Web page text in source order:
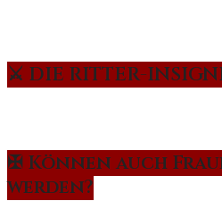
⚔️ DIE RITTER-
✠ Können auch
werden?